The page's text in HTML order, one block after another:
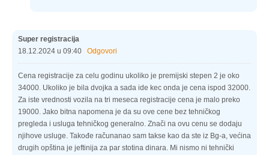
Super registracija
18.12.2024 u 09:40 Odgovori
Cena registracije za celu godinu ukoliko je premijski stepen 2 je oko
34000. Ukoliko je bila dvojka a sada ide kec onda je cena ispod 32000.
Za iste vrednosti vozila na tri meseca registracije cena je malo preko
19000. Jako bitna napomena je da su ove cene bez tehničkog
pregleda i usluga tehničkog generalno. Znači na ovu cenu se dodaju
njihove usluge. Takođe računanao sam takse kao da ste iz Bg-a, većina
drugih opština je jeftinija za par stotina dinara. Mi nismo ni tehnički